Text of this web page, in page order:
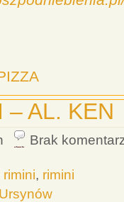
– AL. KEN
Brak
, rimini
Ursynów